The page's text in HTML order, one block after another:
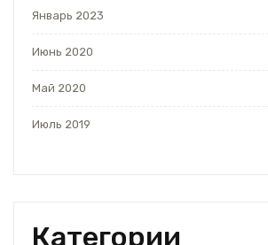
Январь 2023
Июнь 2020
Май 2020
Июль 2019
Категории